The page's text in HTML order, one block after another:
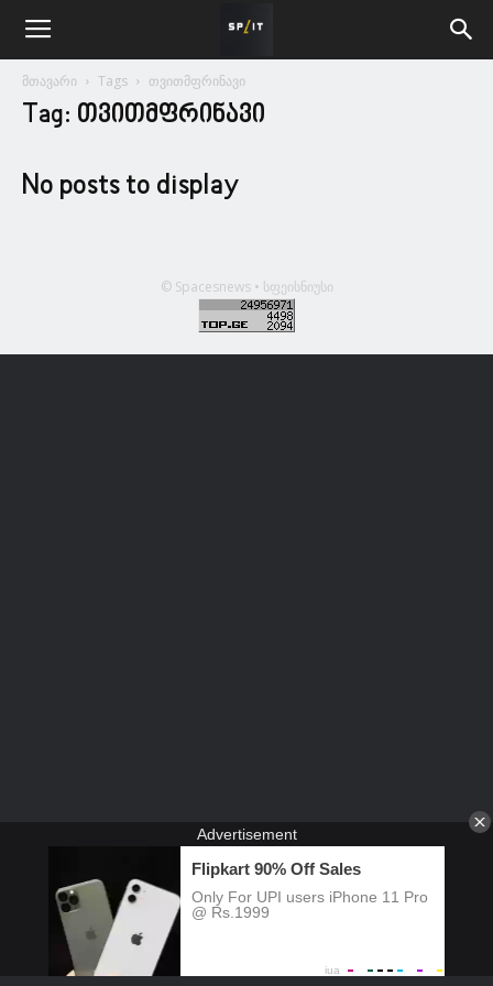
მთავარი Tags თვითმფრინავი
Tag: თვითმფრინავი
No posts to display
© Spacesnews • სფეისნიუსი